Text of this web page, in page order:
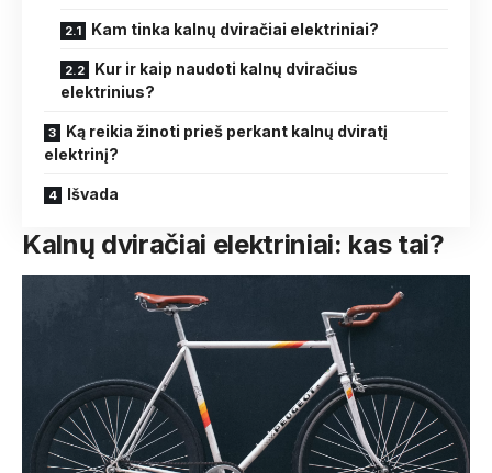
Kam tinka kalnų dviračiai elektriniai?
Kur ir kaip naudoti kalnų dviračius
elektrinius?
Ką reikia žinoti prieš perkant kalnų dviratį
elektrinį?
Išvada
Kalnų dviračiai elektriniai: kas tai?